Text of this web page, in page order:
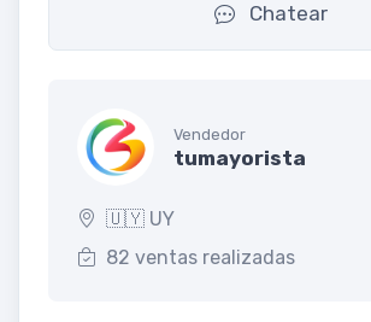
Chatear
Vendedor
tumayorista
🇺🇾 UY
82 ventas realizadas